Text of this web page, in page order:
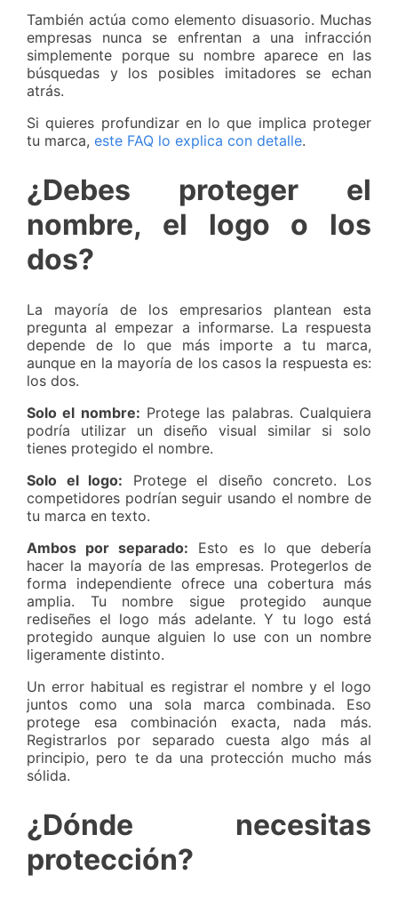
También actúa como elemento disuasorio. Muchas
empresas nunca se enfrentan a una infracción
simplemente porque su nombre aparece en las
búsquedas y los posibles imitadores se echan
atrás.
Si quieres profundizar en lo que implica proteger
tu marca, este FAQ lo explica con detalle.
¿Debes proteger el
nombre, el logo o los
dos?
La mayoría de los empresarios plantean esta
pregunta al empezar a informarse. La respuesta
depende de lo que más importe a tu marca,
aunque en la mayoría de los casos la respuesta es:
los dos.
Solo el nombre: Protege las palabras. Cualquiera
podría utilizar un diseño visual similar si solo
tienes protegido el nombre.
Solo el logo: Protege el diseño concreto. Los
competidores podrían seguir usando el nombre de
tu marca en texto.
Ambos por separado: Esto es lo que debería
hacer la mayoría de las empresas. Protegerlos de
forma independiente ofrece una cobertura más
amplia. Tu nombre sigue protegido aunque
rediseñes el logo más adelante. Y tu logo está
protegido aunque alguien lo use con un nombre
ligeramente distinto.
Un error habitual es registrar el nombre y el logo
juntos como una sola marca combinada. Eso
protege esa combinación exacta, nada más.
Registrarlos por separado cuesta algo más al
principio, pero te da una protección mucho más
sólida.
¿Dónde necesitas
protección?